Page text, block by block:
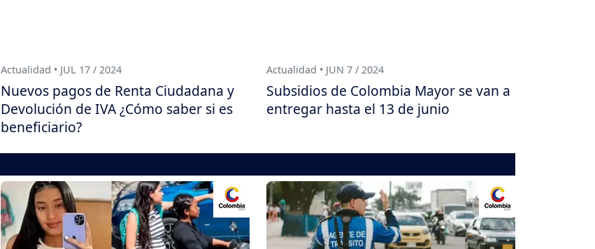
Actualidad • JUL 17 / 2024
Nuevos pagos de Renta Ciudadana y
Devolución de IVA ¿Cómo saber si es
beneficiario?
Actualidad • JUN 7 / 2024
Subsidios de Colombia Mayor se van a
entregar hasta el 13 de junio